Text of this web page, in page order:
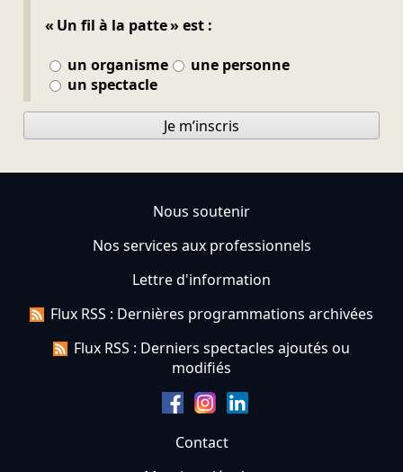
« Un fil à la patte » est :
un organisme
une personne
un spectacle
Je m’inscris
Nous soutenir
Nos services aux professionnels
Lettre d'information
Flux RSS : Dernières programmations archivées
Flux RSS : Derniers spectacles ajoutés ou
modifiés
Contact